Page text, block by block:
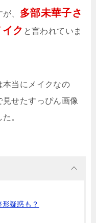
、 多部未華子さ
ク と言われていま
本当にメイクなの
せたすっぴん画像
。
疑惑も？